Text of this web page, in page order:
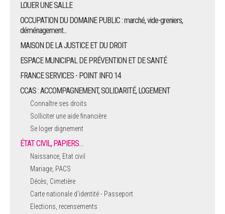
LOUER UNE SALLE
OCCUPATION DU DOMAINE PUBLIC : marché, vide-greniers,
déménagement...
MAISON DE LA JUSTICE ET DU DROIT
ESPACE MUNICIPAL DE PRÉVENTION ET DE SANTÉ
FRANCE SERVICES - POINT INFO 14
CCAS : ACCOMPAGNEMENT, SOLIDARITÉ, LOGEMENT
Connaître ses droits
Solliciter une aide financière
Se loger dignement
ÉTAT CIVIL, PAPIERS…
Naissance, Etat civil
Mariage, PACS
Décès, Cimetière
Carte nationale d'identité - Passeport
Elections, recensements